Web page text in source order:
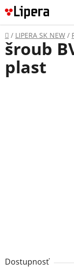
Prejsť
na
obsah
Domov
/ LIPERA SK NEW /
Dostupnosť
šroub
plast